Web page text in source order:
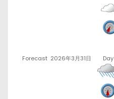
Forecast 2026年3月31日 Day